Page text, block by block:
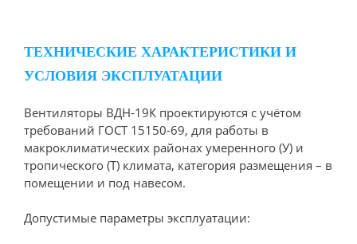
ТЕХНИЧЕСКИЕ ХАРАКТЕРИСТИКИ И
УСЛОВИЯ ЭКСПЛУАТАЦИИ
Вентиляторы ВДН-19К проектируются с учётом
требований ГОСТ 15150-69, для работы в
макроклиматических районах умеренного (У) и
тропического (Т) климата, категория размещения – в
помещении и под навесом.
Допустимые параметры эксплуатации: